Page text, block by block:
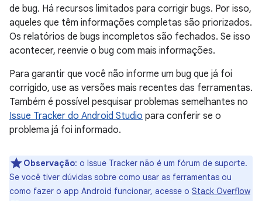
de bug. Há recursos limitados para corrigir bugs. Por isso,
aqueles que têm informações completas são priorizados.
Os relatórios de bugs incompletos são fechados. Se isso
acontecer, reenvie o bug com mais informações.
Para garantir que você não informe um bug que já foi
corrigido, use as versões mais recentes das ferramentas.
Também é possível pesquisar problemas semelhantes no
Issue Tracker do Android Studio para conferir se o
problema já foi informado.
Observação: o Issue Tracker não é um fórum de suporte.
Se você tiver dúvidas sobre como usar as ferramentas ou
como fazer o app Android funcionar, acesse o Stack Overflow